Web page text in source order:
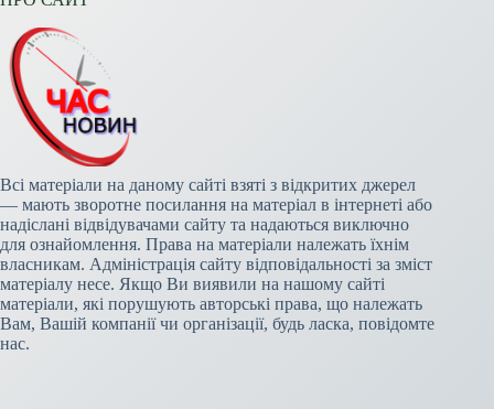
Всі матеріали на даному сайті взяті з відкритих джерел
— мають зворотне посилання на матеріал в інтернеті або
надіслані відвідувачами сайту та надаються виключно
для ознайомлення. Права на матеріали належать їхнім
власникам. Адміністрація сайту відповідальності за зміст
матеріалу несе. Якщо Ви виявили на нашому сайті
матеріали, які порушують авторські права, що належать
Вам, Вашій компанії чи організації, будь ласка, повідомте
нас.